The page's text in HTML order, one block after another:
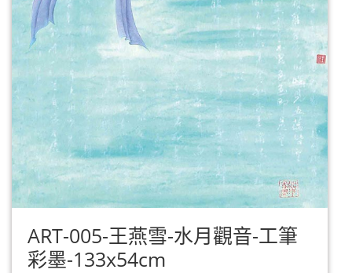
ART-005-王燕雪-水月觀音-工筆
彩墨-133x54cm